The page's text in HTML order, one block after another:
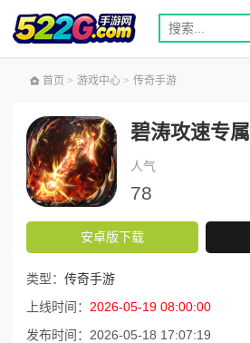
首页 > 游戏中心 > 传奇手游
碧涛攻速专属
人气
78
安卓版下载
类型： 传奇手游
上线时间： 2026-05-19 08:00:00
发布时间： 2026-05-18 17:07:19